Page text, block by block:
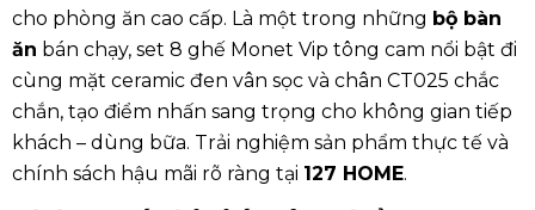
cho phòng ăn cao cấp. Là một trong những bộ bàn
ăn bán chạy, set 8 ghế Monet Vip tông cam nổi bật đi
cùng mặt ceramic đen vân sọc và chân CT025 chắc
chắn, tạo điểm nhấn sang trọng cho không gian tiếp
khách – dùng bữa. Trải nghiệm sản phẩm thực tế và
chính sách hậu mãi rõ ràng tại 127 HOME.